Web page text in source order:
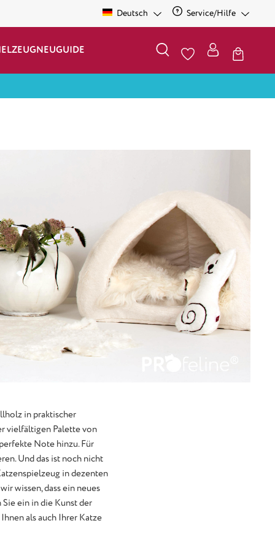
Deutsch Service/Hilfe
NEUGUIDE
in praktischer
vielfältigen Palette von
Note hinzu. Für
Und das ist noch nicht
in dezenten
wissen, dass ein neues
ein in die Kunst der
als auch Ihrer Katze